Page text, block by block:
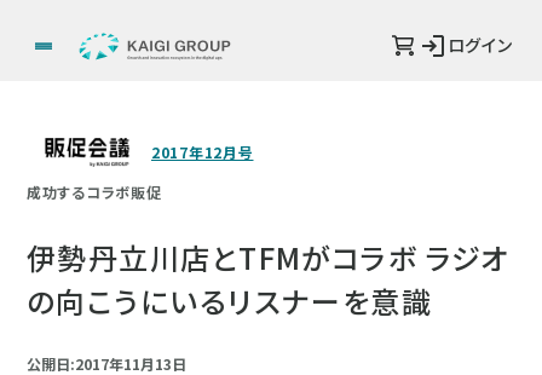
ログイン
2017年12月号
成功するコラボ販促
伊勢丹立川店とTFMがコラボ ラジオ
の向こうにいるリスナーを意識
公開日:2017年11月13日